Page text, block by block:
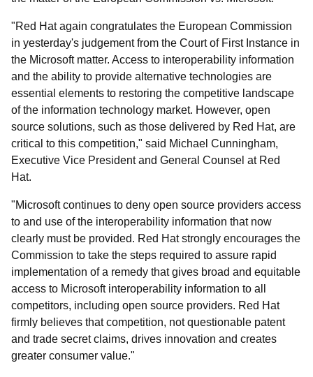
Red Hat again congratulates the European Commission
in yesterday's judgement from the Court of First Instance in
the Microsoft matter. Access to interoperability information
and the ability to provide alternative technologies are
essential elements to restoring the competitive landscape
of the information technology market. However, open
source solutions, such as those delivered by Red Hat, are
critical to this competition,
said Michael Cunningham,
Executive Vice President and General Counsel at Red
Hat.
Microsoft continues to deny open source providers access
to and use of the interoperability information that now
clearly must be provided. Red Hat strongly encourages the
Commission to take the steps required to assure rapid
implementation of a remedy that gives broad and equitable
access to Microsoft interoperability information to all
competitors, including open source providers. Red Hat
firmly believes that competition, not questionable patent
and trade secret claims, drives innovation and creates
greater consumer value.